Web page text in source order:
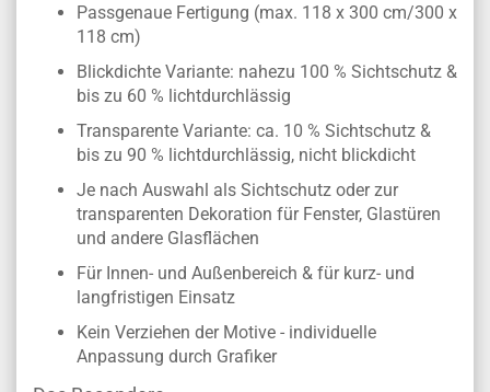
Passgenaue Fertigung (max. 118 x 300 cm/300 x
118 cm)
Blickdichte Variante: nahezu 100 % Sichtschutz &
bis zu 60 % lichtdurchlässig
Transparente Variante: ca. 10 % Sichtschutz &
bis zu 90 % lichtdurchlässig, nicht blickdicht
Je nach Auswahl als Sichtschutz oder zur
transparenten Dekoration für Fenster, Glastüren
und andere Glasflächen
Für Innen- und Außenbereich & für kurz- und
langfristigen Einsatz
Kein Verziehen der Motive - individuelle
Anpassung durch Grafiker